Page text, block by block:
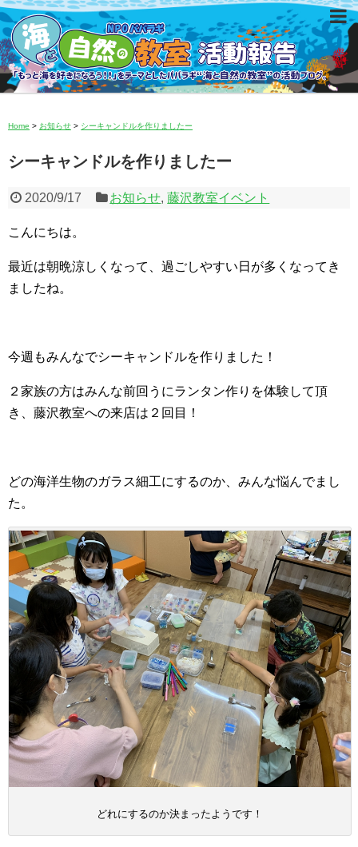
Home > お知らせ > シーキャンドルを作りましたー
シーキャンドルを作りましたー
2020/9/17 お知らせ,藤沢教室イベント
こんにちは。
最近は朝晩涼しくなって、過ごしやすい日が多くなってき
ましたね。
今週もみんなでシーキャンドルを作りました！
２家族の方はみんな前回うにランタン作りを体験して頂
き、藤沢教室への来店は２回目！
どの海洋生物のガラス細工にするのか、みんな悩んでまし
た。
どれにするのか決まったようです！